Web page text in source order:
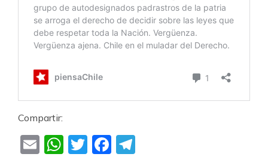
Compartir:
EmailWhatsApp
TwitterFacebook